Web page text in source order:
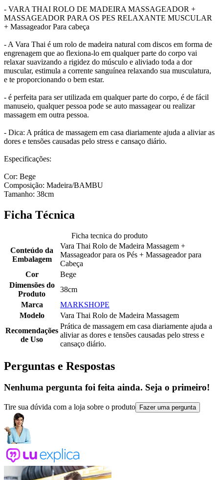
- VARA THAI ROLO DE MADEIRA MASSAGEADOR +
MASSAGEADOR PARA OS PES RELAXANTE MUSCULAR
+ Massageador Para cabeça
- A Vara Thai é um rolo de madeira natural com discos em forma de
engrenagem que ao flexiona-lo em qualquer parte do corpo vai
relaxar suavizando a rigidez do músculo e aliviado toda a dor
muscular, estimula a corrente sanguínea relaxando sua musculatura,
e te proporcionando o bem estar.
- é perfeita para ser utilizada em qualquer parte do corpo, é de fácil
manuseio, qualquer pessoa pode se auto massagear ou realizar
massagem em outra pessoa.
- Dica: A prática de massagem em casa diariamente ajuda a aliviar as
dores e tensões causadas pelo stress e cansaço diário.
Especificações:
Cor: Bege
Composição: Madeira/BAMBU
Tamanho: 38cm
Ficha Técnica
Ficha tecnica do produto
Conteúdo da
Embalagem
Vara Thai Rolo de Madeira Massagem +
Massageador para os Pés + Massageador para
Cabeça
Cor
Bege
Dimensões do
Produto
38cm
Marca
MARKSHOPE
Modelo
Vara Thai Rolo de Madeira Massagem
Recomendações
de Uso
Prática de massagem em casa diariamente ajuda a
aliviar as dores e tensões causadas pelo stress e
cansaço diário.
Perguntas e Respostas
Nenhuma pergunta foi feita ainda. Seja o primeiro!
Tire sua dúvida com a loja sobre o produto Fazer uma pergunta